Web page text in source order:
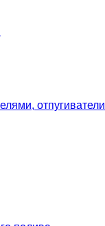
отпугиватели